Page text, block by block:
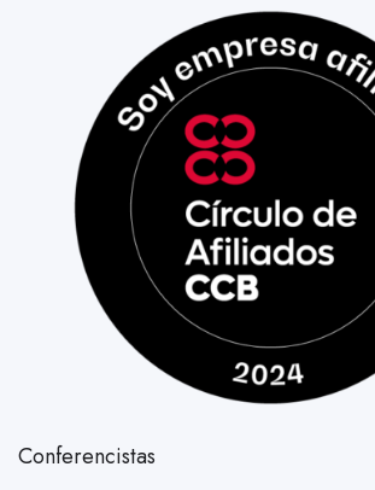
Conferencistas